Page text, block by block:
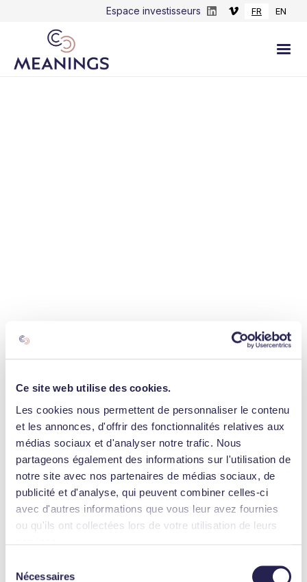
Ce site web utilise des cookies.
Les cookies nous permettent de personnaliser le contenu
et les annonces, d'offrir des fonctionnalités relatives aux
médias sociaux et d'analyser notre trafic. Nous
partageons également des informations sur l'utilisation de
notre site avec nos partenaires de médias sociaux, de
publicité et d'analyse, qui peuvent combiner celles-ci
avec d'autres informations que vous leur avez fournies
ou qu'ils ont collectées lors de votre utilisation de leurs
Nécessaires
Espace investisseurs FR EN